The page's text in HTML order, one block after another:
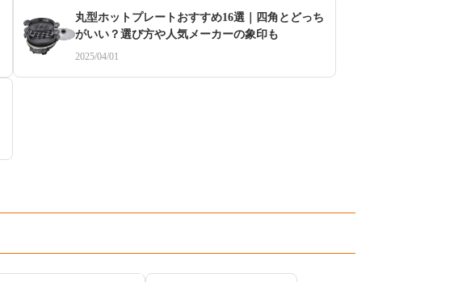
丸型ホットプレートおすすめ16選｜四角とどっち
がいい？選び方や人気メーカーの象印も
2025/04/01